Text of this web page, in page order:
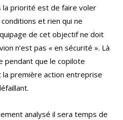
la priorité est de faire voler
et rien qui ne
de cet objectif ne doit
n’est pas « en sécurité ». Là
pendant que le copilote
la première action entreprise
analysé il sera temps de